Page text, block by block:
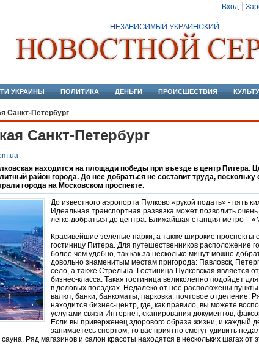
Вход
УКРАИНЫ ПОЛИТИКА ДЕНЬГИ ПРОИСШЕСТВИЯ
Санкт-Петербург
Санкт-Петербург
находится на площади победы при въезде в центр Питера.
район города. До нее добраться не составит труда, поскольку
города на Московском проспекте.
До известного аэропорта Пулково «рукой подать» - пять
Идеальная транспортная развязка может позволить
легко добраться до центра. Ближайшая станция метро –
Красивейшие зеленые парки, а также широкие проспекты
гостиницу Питера. Для путешественников расположение
более чем удобно, так как за несколько минут можно
довольно знаменитым местам пригорода: Павловск,
село, а также Стрельна. Гостиница Пулковская является
бизнес-класса. Такая гостиница великолепно подойдет
в деловых поездках. Недалеко от неё расположены
валют, банки, банкоматы, парковка, почтовое отделение.
находится бизнес-центр, где, как правило, вы можете
услугами связи Интернет, сканирования документов,
Если вы приверженец здорового образа жизни, и каждый
занимаетесь спортом, то вас приятно смогут удивить
Ряд магазинов и салон красоты находятся в нескольких шагах от